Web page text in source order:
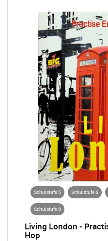
Schulstufe 5 Schulstufe 6
Schulstufe 8
Living London -
Hop